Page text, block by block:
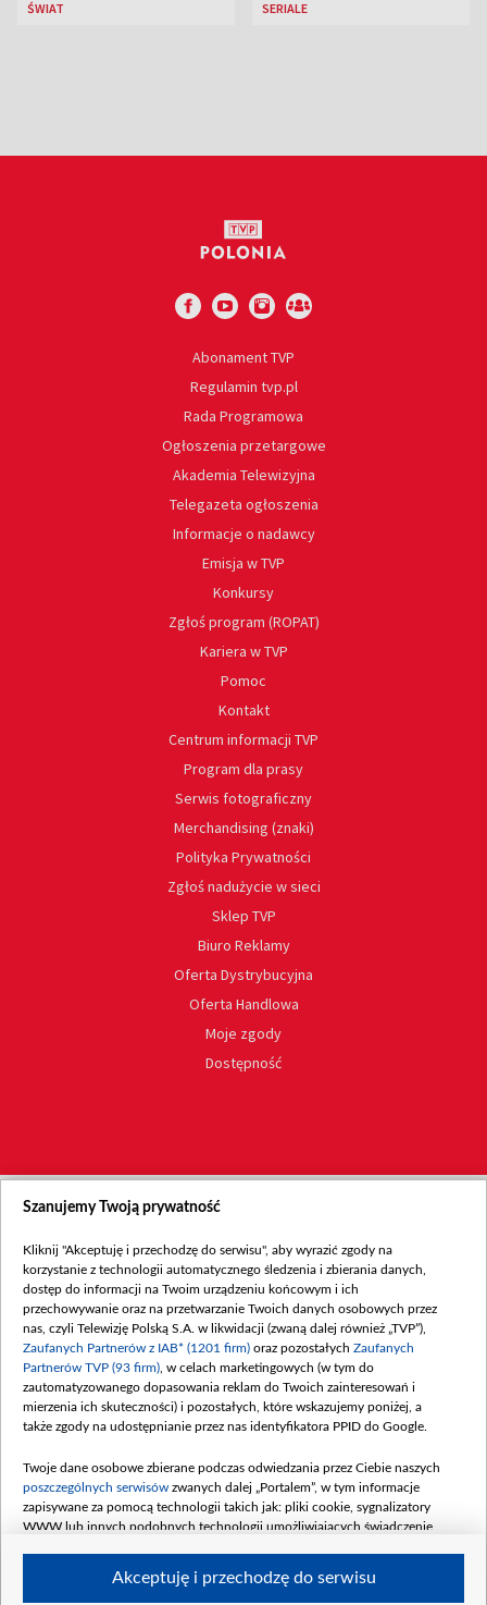
ŚWIAT SERIALE
Abonament TVP
Regulamin tvp.pl
Rada Programowa
Ogłoszenia przetargowe
Akademia Telewizyjna
Telegazeta ogłoszenia
Informacje o nadawcy
Emisja w TVP
Konkursy
Zgłoś program (ROPAT)
Kariera w TVP
Pomoc
Kontakt
Centrum informacji TVP
Program dla prasy
Serwis fotograficzny
Merchandising (znaki)
Polityka Prywatności
Zgłoś nadużycie w sieci
Sklep TVP
Biuro Reklamy
Oferta Dystrybucyjna
Oferta Handlowa
Moje zgody
Dostępność
Szanujemy Twoją prywatność
Kliknij "Akceptuję i przechodzę do serwisu", aby wyrazić zgody na
korzystanie z technologii automatycznego śledzenia i zbierania danych,
dostęp do informacji na Twoim urządzeniu końcowym i ich
przechowywanie oraz na przetwarzanie Twoich danych osobowych przez
nas, czyli Telewizję Polską S.A. w likwidacji (zwaną dalej również „TVP”),
Zaufanych Partnerów z IAB* (1201 firm) oraz pozostałych Zaufanych
Partnerów TVP (93 firm) , w celach marketingowych (w tym do
zautomatyzowanego dopasowania reklam do Twoich zainteresowań i
mierzenia ich skuteczności) i pozostałych, które wskazujemy poniżej, a
także zgody na udostępnianie przez nas identyfikatora PPID do Google.
Twoje dane osobowe zbierane podczas odwiedzania przez Ciebie naszych
poszczególnych serwisów zwanych dalej „Portalem”, w tym informacje
zapisywane za pomocą technologii takich jak: pliki cookie, sygnalizatory
WWW lub innych podobnych technologii umożliwiających świadczenie
Akceptuję i przechodzę do serwisu